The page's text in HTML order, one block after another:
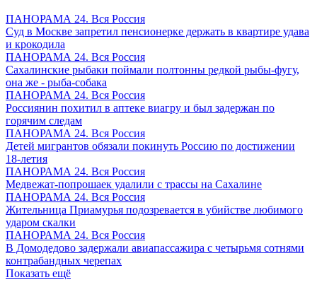
ПАНОРАМА 24. Вся Россия
Суд в Москве запретил пенсионерке держать в квартире удава
и крокодила
ПАНОРАМА 24. Вся Россия
Сахалинские рыбаки поймали полтонны редкой рыбы-фугу,
она же - рыба-собака
ПАНОРАМА 24. Вся Россия
Россиянин похитил в аптеке виагру и был задержан по
горячим следам
ПАНОРАМА 24. Вся Россия
Детей мигрантов обязали покинуть Россию по достижении
18-летия
ПАНОРАМА 24. Вся Россия
Медвежат-попрошаек удалили с трассы на Сахалине
ПАНОРАМА 24. Вся Россия
Жительница Приамурья подозревается в убийстве любимого
ударом скалки
ПАНОРАМА 24. Вся Россия
В Домодедово задержали авиапассажира с четырьмя сотнями
контрабандных черепах
Показать ещё